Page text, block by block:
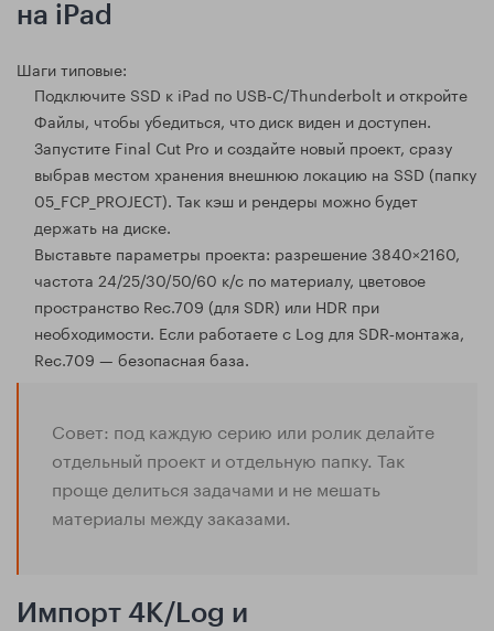
на iPad
Шаги типовые:
Подключите SSD к iPad по USB‑C/Thunderbolt и откройте
Файлы, чтобы убедиться, что диск виден и доступен.
Запустите Final Cut Pro и создайте новый проект, сразу
выбрав местом хранения внешнюю локацию на SSD (папку
05_FCP_PROJECT). Так кэш и рендеры можно будет
держать на диске.
Выставьте параметры проекта: разрешение 3840×2160,
частота 24/25/30/50/60 к/с по материалу, цветовое
пространство Rec.709 (для SDR) или HDR при
необходимости. Если работаете с Log для SDR‑монтажа,
Rec.709 — безопасная база.
Совет: под каждую серию или ролик делайте
отдельный проект и отдельную папку. Так
проще делиться задачами и не мешать
материалы между заказами.
Импорт 4K/Log и